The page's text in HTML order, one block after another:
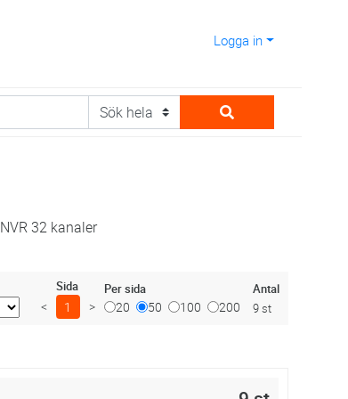
Logga in
NVR 32 kanaler
Sida
< 1 >
Per sida
20 50 100 200
Antal
9 st